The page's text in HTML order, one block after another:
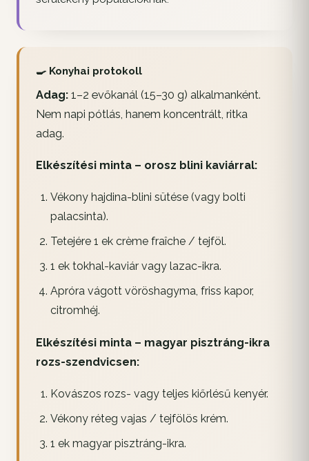
🍳 Konyhai protokoll
Adag: 1–2 evőkanál (15–30 g) alkalmanként.
Nem napi pótlás, hanem koncentrált, ritka
adag.
Elkészítési minta – orosz blini kaviárral:
Vékony hajdina-blini sütése (vagy bolti
palacsinta).
Tetejére 1 ek crème fraîche / tejföl.
1 ek tokhal-kaviár vagy lazac-ikra.
Apróra vágott vöröshagyma, friss kapor,
citromhéj.
Elkészítési minta – magyar pisztráng-ikra
rozs-szendvicsen:
Kovászos rozs- vagy teljes kiőrlésű kenyér.
Vékony réteg vajas / tejfölös krém.
1 ek magyar pisztráng-ikra.